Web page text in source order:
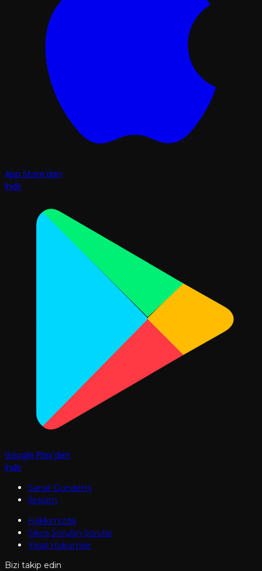
App Store'dan
İndir
Google Play'den
İndir
Sanat Gündemi
İletişim
Hakkımızda
Sıkça Sorulan Sorular
Yasal Hükümler
Bizi takip edin